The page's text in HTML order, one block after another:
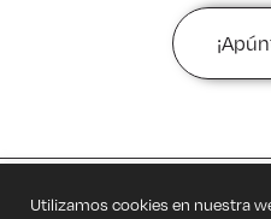
Privacidad
Utilizamos cookies en nuestra